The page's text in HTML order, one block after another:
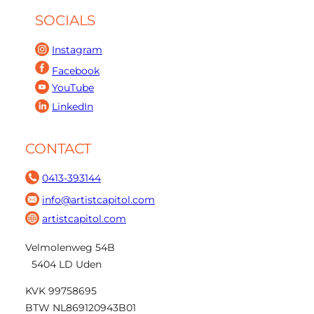
SOCIALS
Instagram
Facebook
YouTube
LinkedIn
CONTACT
0413-393144
info@artistcapitol.com
artistcapitol.com
Velmolenweg 54B
5404 LD Uden
KVK 99758695
BTW NL869120943B01